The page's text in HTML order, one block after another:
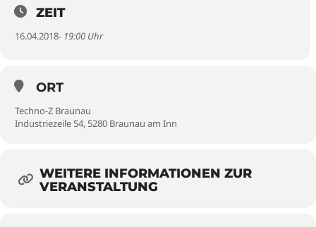
ZEIT
16.04.2018- 19:00 Uhr
ORT
Techno-Z Braunau
Industriezeile 54, 5280 Braunau am Inn
WEITERE INFORMATIONEN ZUR
VERANSTALTUNG